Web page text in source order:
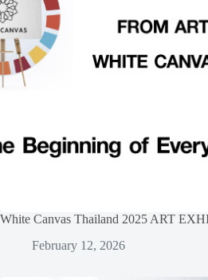
White Canvas Thailand 2025 ART
February 12, 2026